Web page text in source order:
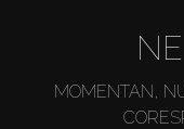
MOMENTAN,